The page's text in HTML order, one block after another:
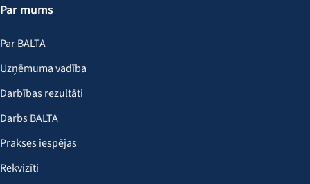
Par mums
Par BALTA
Uzņēmuma vadība
Darbības rezultāti
Darbs BALTA
Prakses iespējas
Rekvizīti